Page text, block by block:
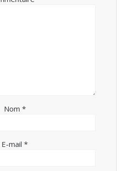
Nom *
E-mail *